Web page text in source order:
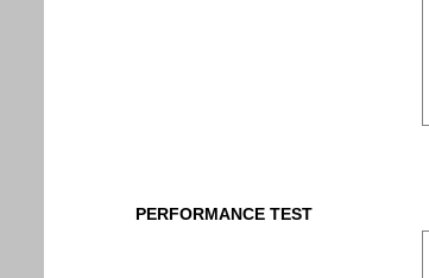
PERFORMANCE TEST